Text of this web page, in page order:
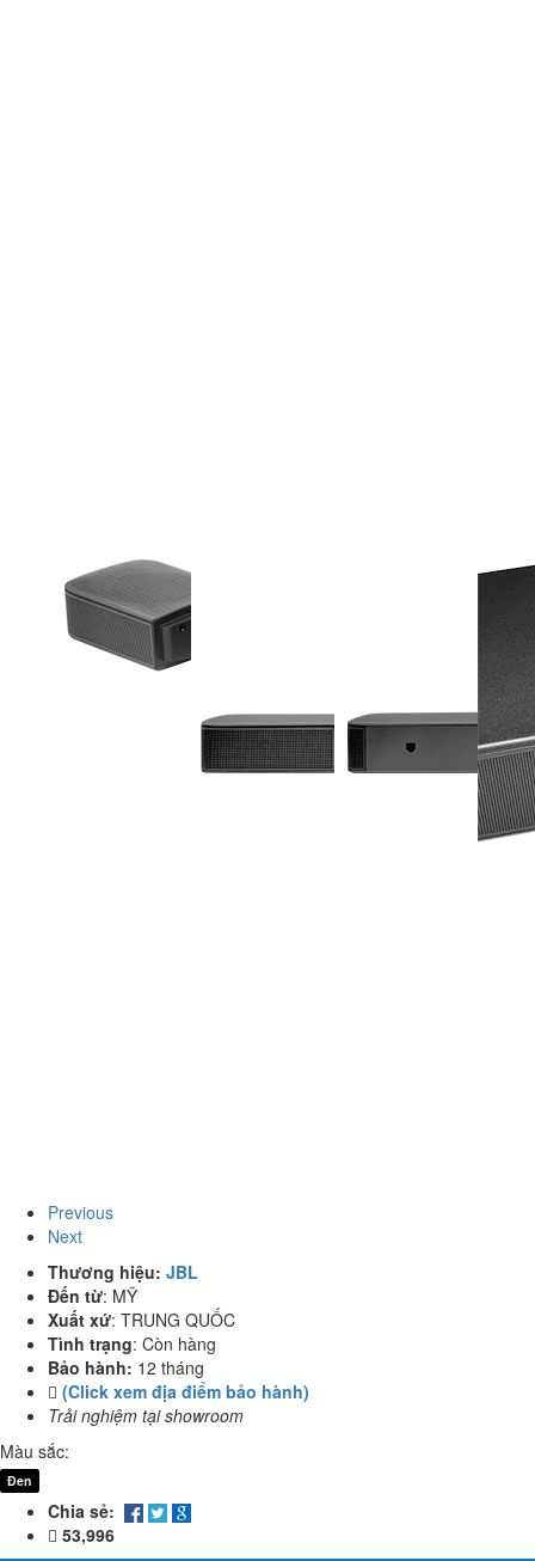
Previous
Next
Thương hiệu: JBL
Đến từ: MỸ
Xuất xứ: TRUNG QUỐC
Tình trạng: Còn hàng
Bảo hành: 12 tháng
(Click xem địa điểm bảo hành)
Trải nghiệm tại showroom
Màu sắc:
Đen
Chia sẻ:
53,996